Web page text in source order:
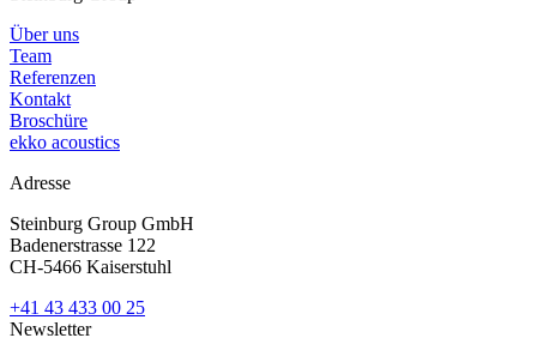
Über uns
Team
Referenzen
Kontakt
Broschüre
ekko acoustics
Adresse
Steinburg Group GmbH
Badenerstrasse 122
CH-5466 Kaiserstuhl
+41 43 433 00 25
Newsletter